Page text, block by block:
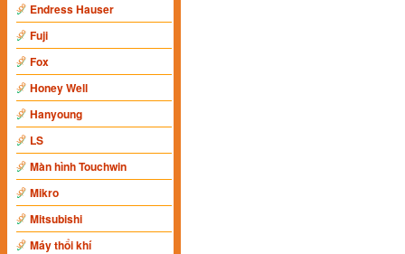
Endress Hauser
Fuji
Fox
Honey Well
Hanyoung
LS
Màn hình Touchwin
Mikro
Mitsubishi
Máy thổi khí